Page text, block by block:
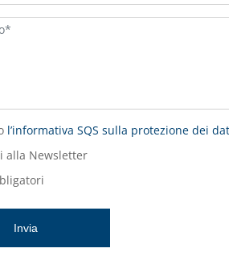
l’informativa SQS sulla protezione dei
alla Newsletter